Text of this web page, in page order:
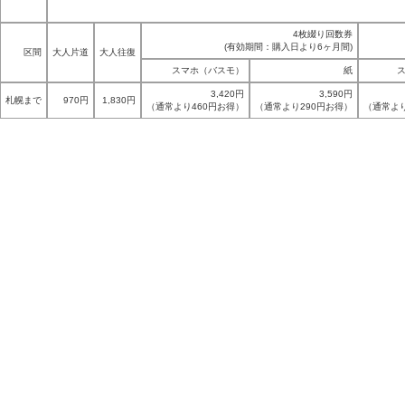
区間 大人片道 大人往復
4枚綴り回数券
(有効期間：購入日より6ヶ月間)
スマホ（バスモ） 紙
札幌まで 970円 1,830円
3,420円
（通常より460円お得）
3,590円
（通常より290円お得）
（通常